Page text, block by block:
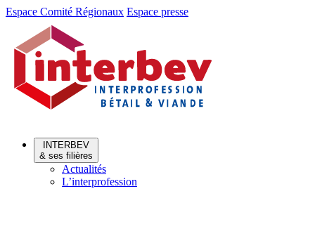
Aller
Aller
contenu
Espace Comité Régionaux Espace presse
INTERBEV
& ses filières
Actualités
L’interprofession